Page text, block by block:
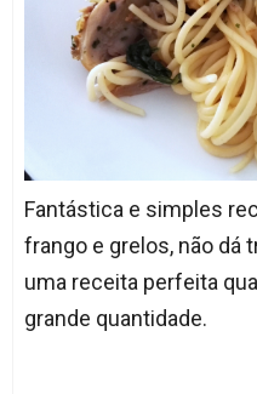
Fantástica e simples
frango e grelos, não dá
uma receita perfeita
grande quantidade.